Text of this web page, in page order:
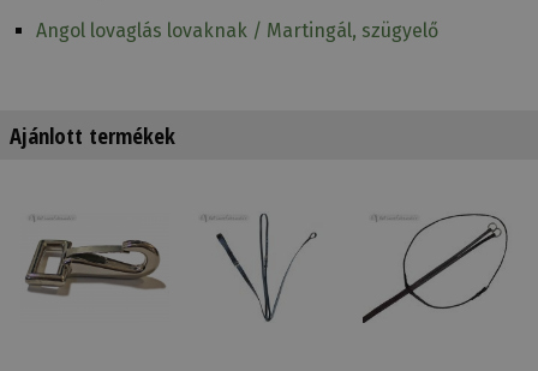
Angol lovaglás lovaknak / Martingál, szügyelő
Ajánlott termékek